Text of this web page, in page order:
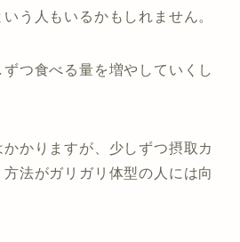
う人もいるかもしれません。
つ食べる量を増やしていくし
かりますが、少しずつ摂取カ
法がガリガリ体型の人には向